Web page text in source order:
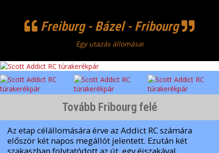
Freiburg - Bázel - Fribourg
Egy utazás állomásai
Tovább Fribourg felé
Az etap célállomására érve az Addict RC számára
először két napos megállót jelentett. Ezután két